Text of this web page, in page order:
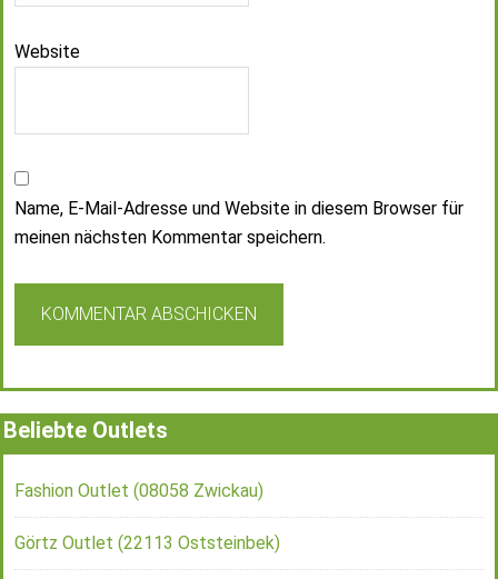
Website
Name, E-Mail-Adresse und Website in diesem Browser für
meinen nächsten Kommentar speichern.
Beliebte Outlets
Fashion Outlet (08058 Zwickau)
Görtz Outlet (22113 Oststeinbek)